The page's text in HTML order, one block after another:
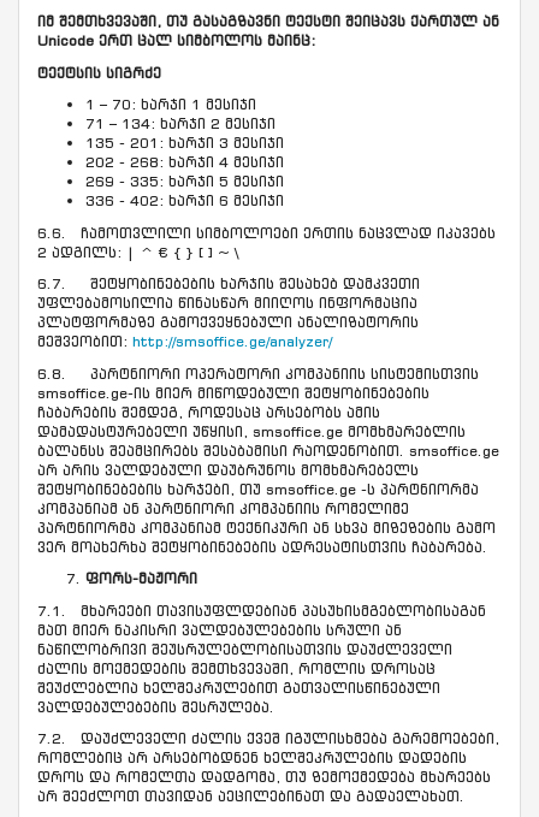
იმ შემთხვევაში, თუ გასაგზავნი ტექსტი შეიცავს ქართულ ან
Unicode ერთ ცალ სიმბოლოს მაინც:
ტექტსის სიგრძე
1 – 70: ხარჯი 1 მესიჯი
71 – 134: ხარჯი 2 მესიჯი
135 - 201: ხარჯი 3 მესიჯი
202 - 268: ხარჯი 4 მესიჯი
269 - 335: ხარჯი 5 მესიჯი
336 - 402: ხარჯი 6 მესიჯი
6.6. ჩამოთვლილი სიმბოლოები ერთის ნაცვლად იკავებს
2 ადგილს: | ^ € { } [ ] ~ \
6.7. შეტყობინებების ხარჯის შესახებ დამკვეთი
უფლებამოსილია წინასწარ მიიღოს ინფორმაცია
პლატფორმაზე გამოქვეყნებული ანალიზატორის
მეშვეობით: http://smsoffice.ge/analyzer/
6.8. პარტნიორი ოპერატორი კომპანიის სისტემისთვის
smsoffice.ge-ის მიერ მიწოდებული შეტყობინებების
ჩაბარების შემდეგ, როდესაც არსებობს ამის
დამადასტურებელი უწყისი, smsoffice.ge მომხმარებლის
ბალანსს შეამცირებს შესაბამისი რაოდენობით. smsoffice.ge
არ არის ვალდებული დაუბრუნოს მომხმარებელს
შეტყობინებების ხარჯები, თუ smsoffice.ge -ს პარტნიორმა
კომპანიამ ან პარტნიორი კომპანიის რომელიმე
პარტნიორმა კომპანიამ ტექნიკური ან სხვა მიზეზების გამო
ვერ მოახერხა შეტყობინებების ადრესატისთვის ჩაბარება.
ფორს-მაჟორი
7.1. მხარეები თავისუფლდებიან პასუხისმგებლობისაგან
მათ მიერ ნაკისრი ვალდებულებების სრული ან
ნაწილობრივი შეუსრულებლობისათვის დაუძლეველი
ძალის მოქმედების შემთხვევაში, რომლის დროსაც
შეუძლებლია ხელშეკრულებით გათვალისწინებული
ვალდებულებების შესრულება.
7.2. დაუძლეველი ძალის ქვეშ იგულისხმება გარემოებები,
რომლებიც არ არსებობდნენ ხელშეკრულების დადების
დროს და რომელთა დადგომა, თუ ზემოქმედება მხარეებს
არ შეეძლოთ თავიდან აეცილებინათ და გადაელახათ.